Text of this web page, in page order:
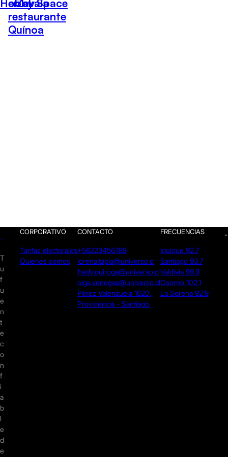
Hobby Space
en el
restaurante
Quínoa
Zavala
T
u
f
u
e
n
t
e
c
o
n
f
i
a
b
l
e
d
e
CORPORATIVO
Tarifas electorales
Quienes somos
CONTACTO
+56223456789
lorena.tapia@universo.cl
fredy.quiroga@universo.cl
olga.venegas@universo.cl
Pérez Valenzuela 1620.
Providencia - Santiago.
FRECUENCIAS
Iquique 92.7
Santiago 93.7
Valdivia 99.9
Osorno 102.1
La Serena 92.9